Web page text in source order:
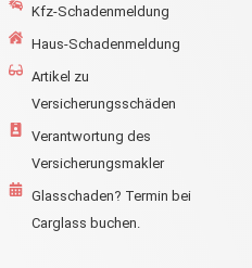
Kfz-Schadenmeldung
Haus-Schadenmeldung
Artikel zu
Versicherungsschäden
Verantwortung des
Versicherungsmakler
Glasschaden? Termin bei
Carglass buchen.